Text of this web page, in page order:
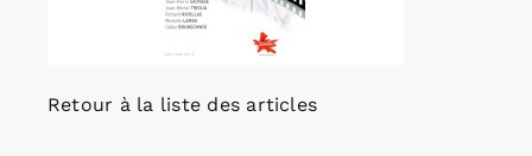
Retour à la liste des articles